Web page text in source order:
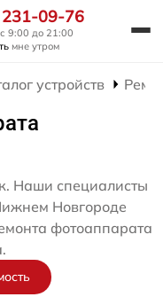
09-76
9:00 до 21:00
мне утром
устройств
Наши специалисты
Новгороде
фотоаппарата